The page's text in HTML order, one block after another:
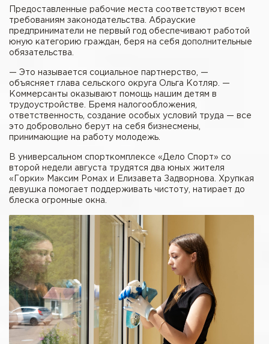
Предоставленные рабочие места соответствуют всем
требованиям законодательства. Абрауские
предприниматели не первый год обеспечивают работой
юную категорию граждан, беря на себя дополнительные
обязательства.
— Это называется социальное партнерство, —
объясняет глава сельского округа Ольга Котляр. —
Коммерсанты оказывают помощь нашим детям в
трудоустройстве. Бремя налогообложения,
ответственность, создание особых условий труда — все
это добровольно берут на себя бизнесмены,
принимающие на работу молодежь.
В универсальном спорткомплексе «Дело Спорт» со
второй недели августа трудятся два юных жителя
«Горки» Максим Ромах и Елизавета Задворнова. Хрупкая
девушка помогает поддерживать чистоту, натирает до
блеска огромные окна.